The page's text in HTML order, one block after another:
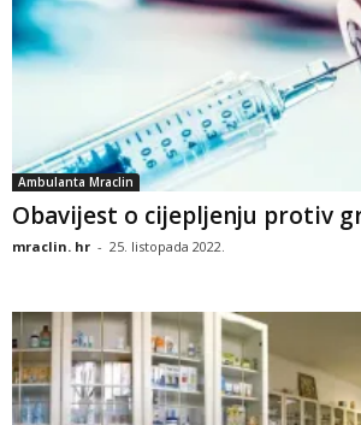
Ambulanta Mraclin
Obavijest o cijepljenju protiv
mraclin. hr - 25. listopada 2022.